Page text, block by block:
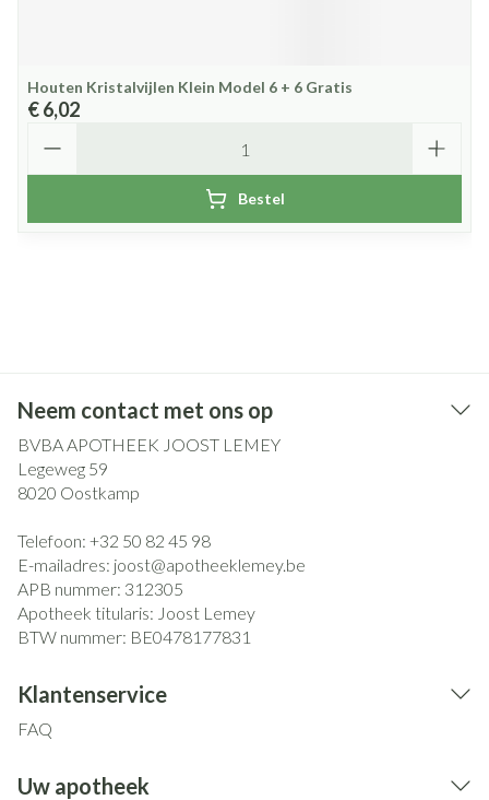
Houten Kristalvijlen Klein Model 6 + 6 Gratis
€ 6,02
Bestel
Neem contact met ons op
BVBA APOTHEEK JOOST LEMEY
Legeweg 59
8020 Oostkamp
Telefoon: +32 50 82 45 98
E-mailadres: joost@apotheeklemey.be
APB nummer: 312305
Apotheek titularis: Joost Lemey
BTW nummer: BE0478177831
Klantenservice
FAQ
Uw apotheek